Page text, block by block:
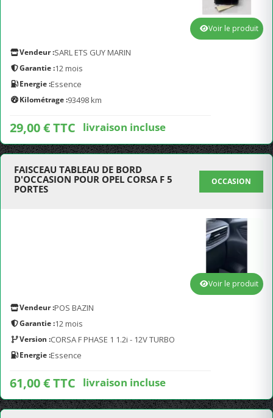
Vendeur :SARL ETS GUY MARIN
Garantie :12 mois
Energie :Essence
Kilométrage :93498 km
29,00 € TTC livraison incluse
Voir le produit
FAISCEAU TABLEAU DE BORD
D'OCCASION POUR OPEL CORSA F 5
PORTES
OCCASION
Vendeur :POS BAZIN
Garantie :12 mois
Version :CORSA F PHASE 1 1.2i - 12V TURBO
Energie :Essence
61,00 € TTC livraison incluse
Voir le produit